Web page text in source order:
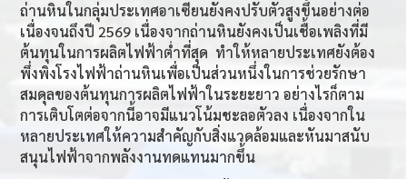
ถ่านหินในกลุ่มประเทศอาเซียนยังคงปรับตัวสูงขึ้นอย่างต่อ
เนื่องจนถึงปี 2569 เนื่องจากถ่านหินยังคงเป็นเชื้อเพลิงที่มี
ต้นทุนในการผลิตไฟฟ้าต่ำที่สุด ทำให้หลายประเทศยังต้อง
พึ่งพิงโรงไฟฟ้าถ่านหินเพื่อเป็นส่วนหนึ่งในการช่วยรักษา
สมดุลของต้นทุนการผลิตไฟฟ้าในระยะยาว อย่างไรก็ตาม
การเติบโตต่อจากนี้อาจมีแนวโน้มชะลอตัวลง เนื่องจากใน
หลายประเทศให้ความสำคัญกับสิ่งแวดล้อมและหันมาสนับ
สนุนไฟฟ้าจากพลังงานทดแทนมากขึ้น